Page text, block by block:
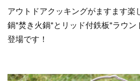
アウトドアクッキングがますます楽
鍋"焚き火鍋"とリッド付鉄板"ラウ
登場です！